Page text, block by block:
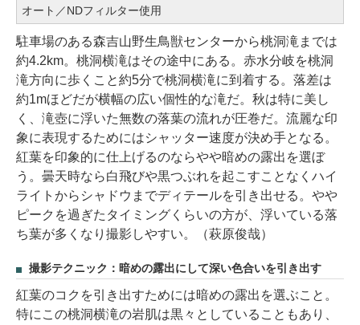
オート／NDフィルター使用
駐車場のある森吉山野生鳥獣センターから桃洞滝までは
約4.2km。桃洞横滝はその途中にある。赤水分岐を桃洞
滝方向に歩くこと約5分で桃洞横滝に到着する。落差は
約1mほどだが横幅の広い個性的な滝だ。秋は特に美し
く、滝壺に浮いた無数の落葉の流れが圧巻だ。流麗な印
象に表現するためにはシャッター速度が決め手となる。
紅葉を印象的に仕上げるのならやや暗めの露出を選ぼ
う。曇天時なら白飛びや黒つぶれを起こすことなくハイ
ライトからシャドウまでディテールを引き出せる。やや
ピークを過ぎたタイミングくらいの方が、浮いている落
ち葉が多くなり撮影しやすい。（萩原俊哉）
撮影テクニック：暗めの露出にして深い色合いを引き出す
紅葉のコクを引き出すためには暗めの露出を選ぶこと。
特にこの桃洞横滝の岩肌は黒々としていることもあり、